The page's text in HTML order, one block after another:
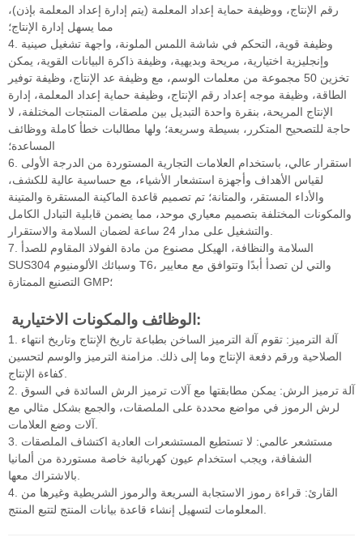
رقم الإنتاج، ووظيفة حماية إعداد المعلمة (يتم إدارة إعداد المعلمة بإذن)،
مما يسهل إدارة الإنتاج؛
4. وظيفة قوية، التحكم في شاشة اللمس الملونة، واجهة تشغيل صينية
وإنجليزية اختيارية، مريحة وبديهية، وظيفة ذاكرة البيانات القوية، يمكن
تخزين 50 مجموعة من معلمات الوسم، مع وظيفة عد الإنتاج، وظيفة توفير
الطاقة، وظيفة موجه إعداد رقم الإنتاج، وظيفة حماية إعداد المعلمة، إدارة
الإنتاج المريحة، بنقرة واحدة التبديل بين ملصقات المنتجات المختلفة، لا
حاجة للتصحيح المتكرر، بسيطة وسريعة؛ ولها مطالبات خطأ كاملة ووظائف
المساعدة؛
6. استقرار عالي، باستخدام العلامات التجارية المستوردة من الدرجة الأولى
لقياس الأهداف وأجهزة استشعار الأشياء، مع حساسية عالية للكشف،
والأداء المستقر، والمتانة؛ تم تصميم قاعدة الماكينة المستقرة والمتينة
والمكونات المختلفة بتصميم معياري موحد، مما يضمن قابلية التبادل الكامل
7. السلامة والنظافة، الهيكل مصنوع من مادة الفولاذ المقاوم للصدأ
SUS304 وسبائك الألومنيوم T6، والتي لن تصدأ أبدًا وتتوافق مع معايير
التصنيع الممتازة GMP؛
الوظائف والمكونات الاختيارية:
1. آلة الترميز: تقوم آلة الترميز الساخن بطباعة تاريخ الإنتاج وتاريخ انتهاء
الصلاحية ورقم دفعة الإنتاج وما إلى ذلك. مزامنة الترميز والوسم لتحسين
2. آلة ترميز الرش: يمكن مطابقتها مع آلات ترميز الرش السائدة في السوق
لرش الرموز في مواضع محددة على الملصقات، والجمع بشكل مثالي مع
3. مستشعر عالمي: لا تستطيع المستشعرات العادية اكتشاف الملصقات
الشفافة، ويجب استخدام عيون كهربائية خاصة مستوردة من ألمانيا
4. القارئ: قراءة رموز الاستجابة السريعة والرموز الشريطية وغيرها من